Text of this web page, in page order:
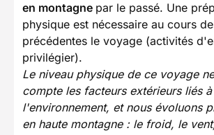
en montagne par le passé. Une
physique est nécessaire au cours
précédentes le voyage (activités
privilégier).
Le niveau physique de ce voyage
compte les facteurs extérieurs liés à
l'environnement, et nous évoluons
en haute montagne : le froid, le